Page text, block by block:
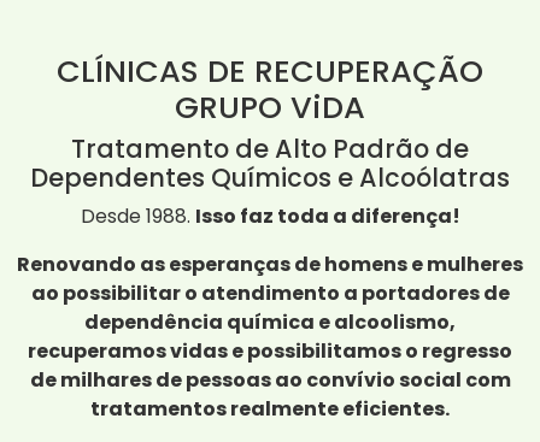
CLÍNICAS DE RECUPERAÇÃO
GRUPO ViDA
Tratamento de Alto Padrão de
Dependentes Químicos e Alcoólatras
Desde 1988. Isso faz toda a diferença!
Renovando as esperanças de homens e mulheres
ao possibilitar o atendimento a portadores de
dependência química e alcoolismo,
recuperamos vidas e possibilitamos o regresso
de milhares de pessoas ao convívio social com
tratamentos realmente eficientes.